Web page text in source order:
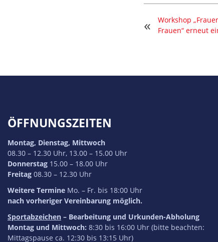
«
Workshop
Frauen“ erneut
ÖFFNUNGSZEITEN
Montag, Dienstag, Mittwoch
08.30 – 12.30 Uhr, 13.00 – 15.00 Uhr
Donnerstag 15.00 – 18.00 Uhr
Freitag 08.30 – 12.30 Uhr
Weitere Termine Mo. – Fr. bis 18:00 Uhr
nach vorheriger Vereinbarung möglich.
Sportabzeichen – Bearbeitung und Urkunden-Abholung
Montag und Mittwoch: 8:30 bis 16:00 Uhr (bitte beachten:
Mittagspause ca. 12:30 bis 13:15 Uhr)